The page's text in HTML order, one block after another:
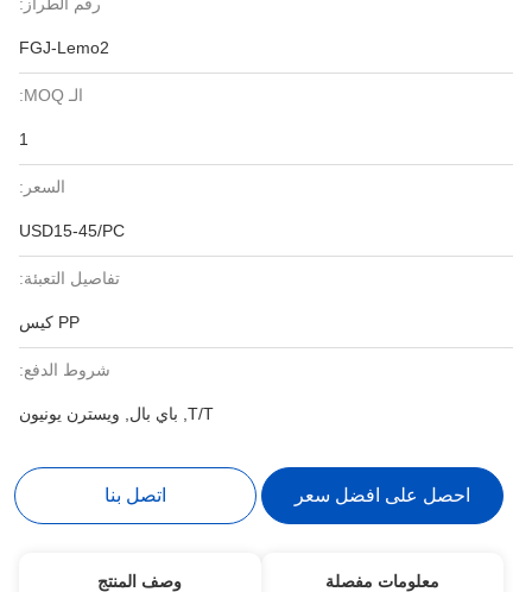
FGJ-Lemo2
الـ MOQ:
1
السعر:
USD15-45/PC
تفاصيل التعبئة:
PP كيس
شروط الدفع:
T/T, باي بال, ويسترن يونيون
احصل على افضل سعر اتصل بنا
معلومات مفصلة وصف المنتج